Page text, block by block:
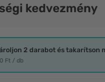
kedvezmény
2 darabot és takarítson
Ft / db